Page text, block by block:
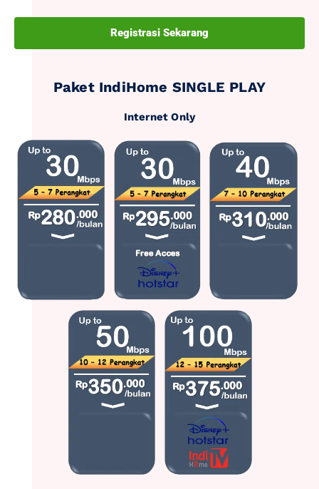
Registrasi Sekarang
Paket IndiHome SINGLE PLAY
Internet Only